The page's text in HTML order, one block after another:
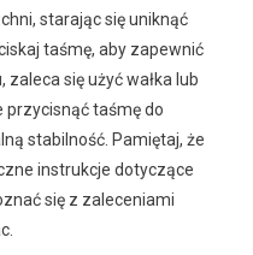
starając się uniknąć
taśmę, aby zapewnić
się użyć wałka lub
przycisnąć taśmę do
stabilność. Pamiętaj, że
instrukcje dotyczące
się z zaleceniami